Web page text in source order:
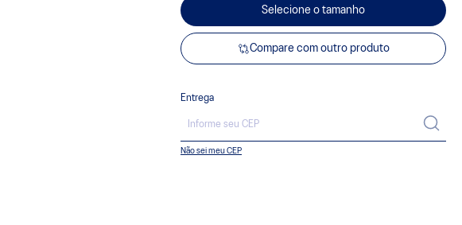
Selecione o tamanho
Compare com outro produto
Entrega
Não sei meu CEP